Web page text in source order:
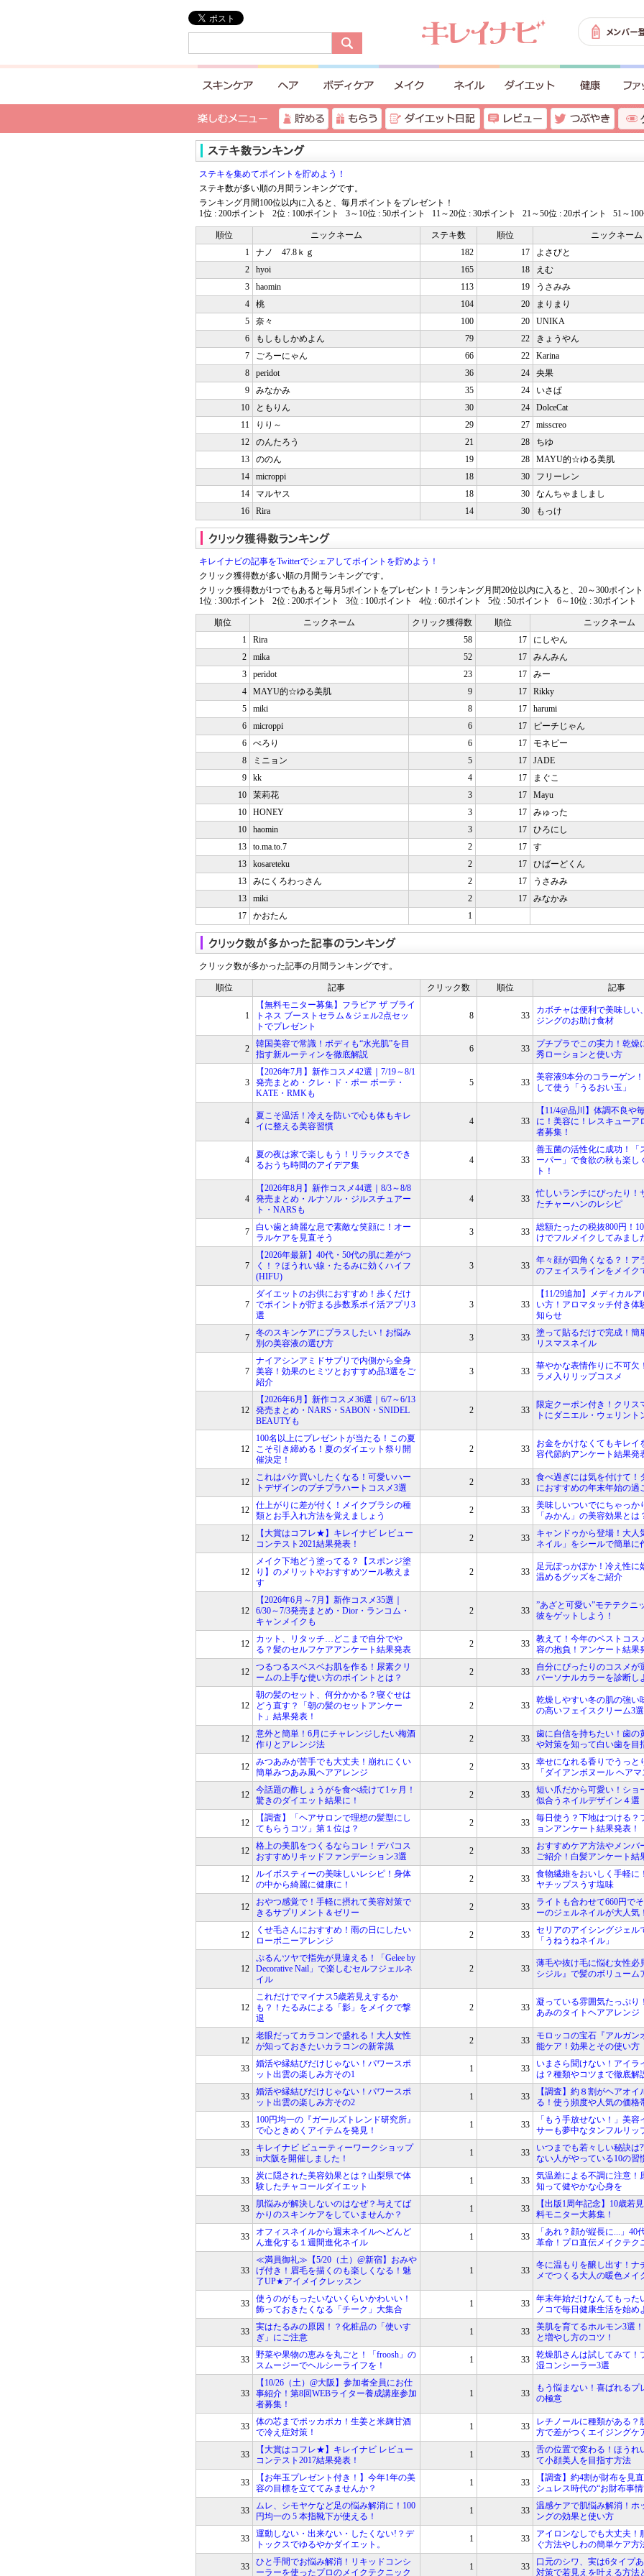
ステキを集めてポイントを貯めよう！
ステキ数が多い順の月間ランキングです。
ランキング月間100位以内に入ると、毎月ポイントをプレゼント！
1位 : 200ポイント 2位 : 100ポイント 3～10位 : 50ポイント 11～20位 : 30ポイント 21～50位 : 20ポイント 51～100
順位 ニックネーム ステキ数 順位 ニックネーム
1
ナノ 47.8ｋｇ 182 17 よさびと
2
hyoi 165 18 えむ
3
haomin 113 19 うさみみ
4
桃 104 20 まりまり
5
奈々 100 20 UNIKA
6
もしもしかめよん 79 22 きょうやん
7
ごろーにゃん 66 22 Karina
8
peridot 36 24 央果
9
みなかみ 35 24 いさぱ
10
ともりん 30 24 DolceCat
11
りり～ 29 27 misscreo
12
のんたろう 21 28 ちゆ
13
ののん 19 28 MAYU的☆ゆる美肌
14
microppi 18 30 フリーレン
14
マルヤス 18 30 なんちゃましまし
16
Rira 14 30 もっけ
キレイナビの記事をTwitterでシェアしてポイントを貯めよう！
クリック獲得数が多い順の月間ランキングです。
クリック獲得数が1つでもあると毎月5ポイントをプレゼント！ランキング月間20位以内に入ると、20～300ポイント
1位 : 300ポイント 2位 : 200ポイント 3位 : 100ポイント 4位 : 60ポイント 5位 : 50ポイント 6～10位 : 30ポイント
順位 ニックネーム クリック獲得数 順位 ニックネーム
1
Rira 58 17 にしやん
2
mika 52 17 みんみん
3
peridot 23 17 みー
4
MAYU的☆ゆる美肌 9 17 Rikky
5
miki 8 17 harumi
6
microppi 6 17 ピーチじゃん
6
ぺろり 6 17 モネピー
8
ミニョン 5 17 JADE
9
kk 4 17 まぐこ
10
茉莉花 3 17 Mayu
10
HONEY 3 17 みゅった
10
haomin 3 17 ひろにし
13
to.ma.to.7 2 17 す
13
kosareteku 2 17 ひばーどくん
13
みにくろわっさん 2 17 うさみみ
13
miki 2 17 みなかみ
17
かおたん 1
クリック数が多かった記事の月間ランキングです。
順位 記事 クリック数 順位 記事
1
【無料モニター募集】フラビア ザ ブライ
トネス ブーストセラム＆ジェル2点セッ
トでプレゼント
8 33
カボチャは便利で美味しい
ジングのお助け食材
2
韓国美容で常識！ボディも“水光肌”を目
指す新ルーティンを徹底解説
6 33
プチプラでこの実力！乾燥
秀ローションと使い方
3
【2026年7月】新作コスメ42選｜7/19～8/1
発売まとめ・クレ・ド・ポー ボーテ・
KATE・RMKも
5 33
美容液9本分のコラーゲン
して使う「うるおい玉」
4
夏こそ温活！冷えを防いで心も体もキレ
イに整える美容習慣
4 33
【11/4@品川】体調不良や
に！美容に！レスキューア
者募集！
4
夏の夜は家で楽しもう！リラックスでき
るおうち時間のアイデア集
4 33
善玉菌の活性化に成功！「
ーパー」で食欲の秋も楽し
ト！
4
【2026年8月】新作コスメ44選｜8/3～8/8
発売まとめ・ルナソル・ジルスチュアー
ト・NARSも
4 33
忙しいランチにぴったり！
たチャーハンのレシピ
7
白い歯と綺麗な息で素敵な笑顔に！オー
ラルケアを見直そう
3 33
総額たったの税抜800円！
けでフルメイクしてみまし
7
【2026年最新】40代・50代の肌に差がつ
く！？ほうれい線・たるみに効くハイフ
(HIFU)
3 33
年々顔が四角くなる？！ア
のフェイスラインをメイク
7
ダイエットのお供におすすめ！歩くだけ
でポイントが貯まる歩数系ポイ活アプリ3
選
3 33
【11/29追加】メディカル
い方！アロマタッチ付き体
知らせ
7
冬のスキンケアにプラスしたい！お悩み
別の美容液の選び方
3 33
塗って貼るだけで完成！簡
リスマスネイル
7
ナイアシンアミドサプリで内側から全身
美容！効果のヒミツとおすすめ品3選をご
紹介
3 33
華やかな表情作りに不可欠
ラメ入りリップコスメ
12
【2026年6月】新作コスメ36選｜6/7～6/13
発売まとめ・NARS・SABON・SNIDEL
BEAUTYも
2 33
限定クーポン付き！クリス
トにダニエル・ウェリント
12
100名以上にプレゼントが当たる！この夏
こそ引き締める！夏のダイエット祭り開
催決定！
2 33
お金をかけなくてもキレイ
容代節約アンケート結果発
12
これはパケ買いしたくなる！可愛いハー
トデザインのプチプラハートコスメ3選
2 33
食べ過ぎには気を付けて！
におすすめの年末年始の過
12
仕上がりに差が付く！メイクブラシの種
類とお手入れ方法を覚えましょう
2 33
美味しいついでにちゃっか
「みかん」の美容効果とは
12
【大賞はコフレ★】キレイナビ レビュー
コンテスト2021結果発表！
2 33
キャンドゥから登場！大人
ネイル」をシールで簡単に
12
メイク下地どう塗ってる？【スポンジ塗
り】のメリットやおすすめツール教えま
す
2 33
足元ぽっかぽか！冷え性に
温めるグッズをご紹介
12
【2026年6月～7月】新作コスメ35選｜
6/30～7/3発売まとめ・Dior・ランコム・
キャンメイクも
2 33
”あざと可愛い”モテテクニ
彼をゲットしよう！
12
カット、リタッチ…どこまで自分でや
る？髪のセルフケアアンケート結果発表
2 33
教えて！今年のベストコス
容の抱負！アンケート結果
12
つるつるスベスベお肌を作る！尿素クリ
ームの上手な使い方のポイントとは？
2 33
自分にぴったりのコスメが
パーソナルカラーを診断し
12
朝の髪のセット、何分かかる？寝ぐせは
どう直す？「朝の髪のセットアンケー
ト」結果発表！
2 33
乾燥しやすい冬の肌の強い
の高いフェイスクリーム3選
12
意外と簡単！6月にチャレンジしたい梅酒
作りとアレンジ法
2 33
歯に自信を持ちたい！歯の
や対策を知って白い歯を目
12
みつあみが苦手でも大丈夫！崩れにくい
簡単みつあみ風ヘアアレンジ
2 33
幸せになれる香りでうっと
「ダイアンボヌール ヘアマ
12
今話題の酢しょうがを食べ続けて1ヶ月！
驚きのダイエット結果に！
2 33
短い爪だから可愛い！ショ
似合うネイルデザイン４選
12
【調査】「ヘアサロンで理想の髪型にし
てもらうコツ」第１位は？
2 33
毎日使う？下地はつける？
ョンアンケート結果発表！
12
格上の美肌をつくるならコレ！デパコス
おすすめリキッドファンデーション3選
2 33
おすすめケア方法やメンバ
ご紹介！白髪アンケート結
12
ルイボスティーの美味しいレシピ！身体
の中から綺麗に健康に！
2 33
食物繊維をおいしく手軽に
ヤチップスうす塩味
12
おやつ感覚で！手軽に摂れて美容対策で
きるサプリメント＆ゼリー
2 33
ライトも合わせて660円で
ーのジェルネイルが大人気！
12
くせ毛さんにおすすめ！雨の日にしたい
ローポニーアレンジ
2 33
セリアのアイシングジェル
「うねうねネイル」
12
ぷるんツヤで指先が見違える！「Gelee by
Decorative Nail」で楽しむセルフジェルネ
イル
2 33
薄毛や抜け毛に悩む女性必
シジル』で髪のボリューム
12
これだけでマイナス5歳若見えするか
も？！たるみによる「影」をメイクで撃
退
2 33
凝っている雰囲気たっぷり
あみのタイトヘアアレンジ
12
老眼だってカラコンで盛れる！大人女性
が知っておきたいカラコンの新常識
2 33
モロッコの宝石『アルガン
能ケア！効果とその使い方
33
婚活や縁結びだけじゃない！パワースポ
ット出雲の楽しみ方その1
1 33
いまさら聞けない！アイラ
は？種類やコツまで徹底解
33
婚活や縁結びだけじゃない！パワースポ
ット出雲の楽しみ方その2
1 33
【調査】約８割がヘアオイ
る！使う頻度や人気の価格
33
100円均一の『ガールズトレンド研究所』
で心ときめくアイテムを発見！
1 33
「もう手放せない！」美容
サーも夢中なタンフルリッ
33
キレイナビ ビューティーワークショップ
in大阪を開催しました！
1 33
いつまでも若々しい秘訣は
ない人がやっている10の習
33
炭に隠された美容効果とは？山梨県で体
験したチャコールダイエット
1 33
気温差による不調に注意！
知って健やかな心身を
33
肌悩みが解決しないのはなぜ？与えてば
かりのスキンケアをしていませんか？
1 33
【出版1周年記念】10歳若
料モニター大募集！
33
オフィスネイルから週末ネイルへどんど
ん進化する１週間進化ネイル
1 33
「あれ？顔が縦長に...」40
革命！プロ直伝メイクテク
33
≪満員御礼≫【5/20（土）@新宿】おみや
げ付き！眉毛を描くのも楽しくなる！魅
了UP★アイメイクレッスン
1 33
冬に温もりを醸し出す！ナ
メでつくる大人の暖色メイ
33
使うのがもったいないくらいかわいい！
飾っておきたくなる「チーク」大集合
1 33
年末年始だけなんてもった
ノコで毎日健康生活を始め
33
実はたるみの原因！？化粧品の「使いす
ぎ」にご注意
1 33
美肌を育てるホルモン3選
と増やし方のコツ！
33
野菜や果物の恵みを丸ごと！「froosh」の
スムージーでヘルシーライフを！
1 33
乾燥肌さんは試してみて！
湿コンシーラー3選
33
【10/26（土）@大阪】参加者全員にお仕
事紹介！第8回WEBライター養成講座参加
者募集！
1 33
もう悩まない！喜ばれるプ
の極意
33
体の芯までポッカポカ！生姜と米麹甘酒
で冷え症対策！
1 33
レチノールに種類がある？
方で差がつくエイジングケ
33
【大賞はコフレ★】キレイナビ レビュー
コンテスト2017結果発表！
1 33
舌の位置で変わる！ほうれ
て小顔美人を目指す方法
33
【お年玉プレゼント付き！】今年1年の美
容の目標を立ててみませんか？
1 33
【調査】約4割が財布を見
シュレス時代の“お財布事情
33
ムレ、シモヤケなど足の悩み解消に！100
円均一の 5 本指靴下が使える！
1 33
温感ケアで肌悩み解消！ホ
ングの効果と使い方
33
運動しない・出来ない・したくない!？デ
トックスでゆるやかダイエット。
1 33
アイロンなしでも大丈夫！
ぐ方法やしわの簡単ケア方
33
ひと手間でお悩み解消！リキッドコンシ
ーラーを使ったプロのメイクテクニック
1 33
口元のシワ、実は6タイプ
対策で若見えを叶える方法